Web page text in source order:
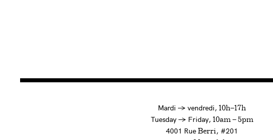
Mardi →àvendredi, 10h—17h
Tuesday →to
Friday, 10am — 5pm
4001 Rue Berri, #201